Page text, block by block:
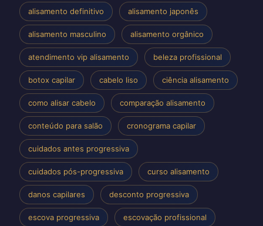
alisamento definitivo alisamento japonês
alisamento masculino alisamento orgânico
atendimento vip alisamento beleza profissional
botox capilar cabelo liso ciência alisamento
como alisar cabelo comparação alisamento
conteúdo para salão cronograma capilar
cuidados antes progressiva
cuidados pós-progressiva curso alisamento
danos capilares desconto progressiva
escova progressiva escovação profissional